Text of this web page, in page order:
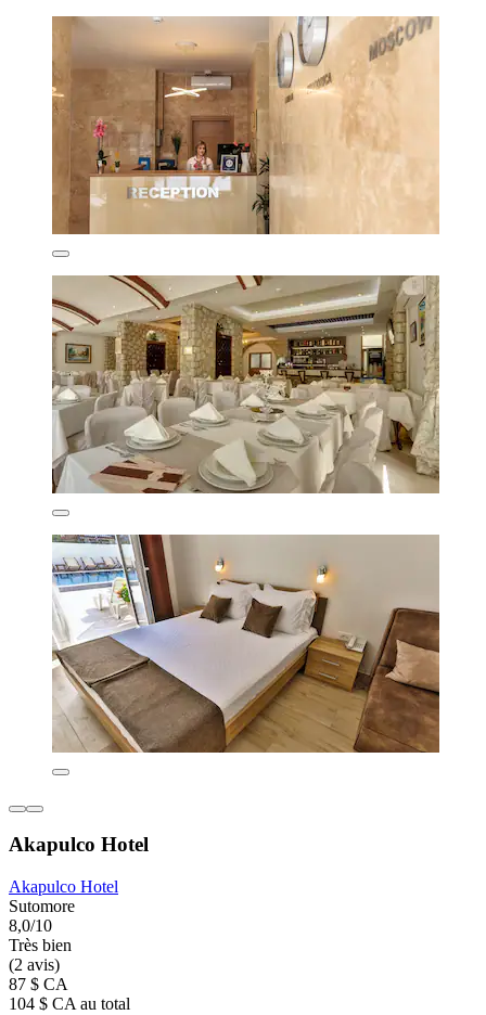
Akapulco Hotel
Akapulco Hotel
Sutomore
8,0/10
Très bien
(2 avis)
87 $ CA
104 $ CA au total